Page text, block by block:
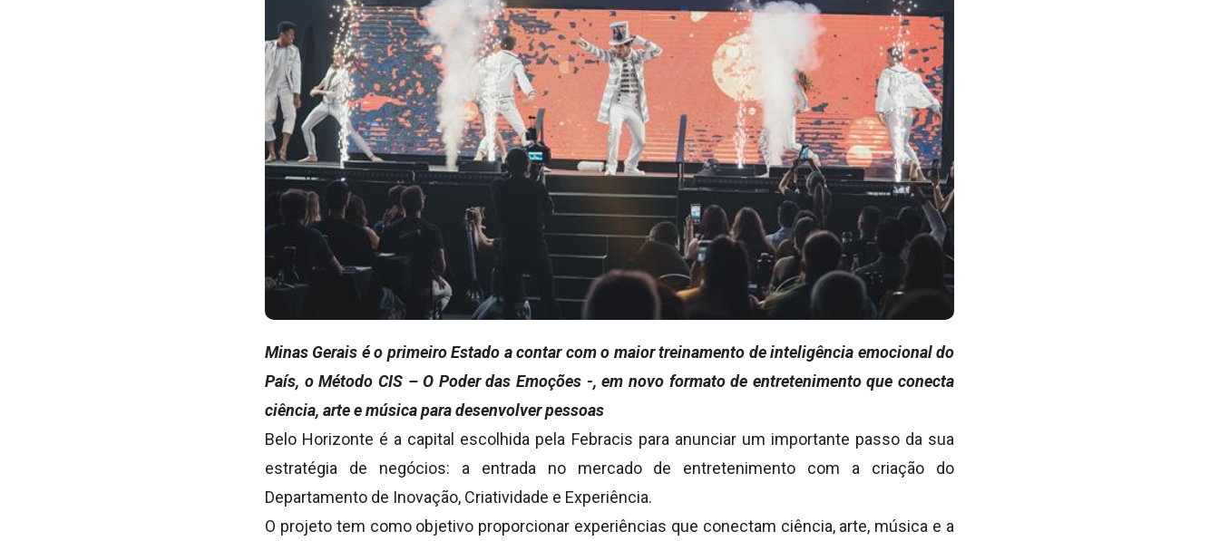
Minas Gerais é o primeiro Estado a contar com o maior treinamento de inteligência emocional do
País, o Método CIS – O Poder das Emoções -, em novo formato de entretenimento que conecta
ciência, arte e música para desenvolver pessoas
Belo Horizonte é a capital escolhida pela Febracis para anunciar um importante passo da sua
estratégia de negócios: a entrada no mercado de entretenimento com a criação do
Departamento de Inovação, Criatividade e Experiência.
O projeto tem como objetivo proporcionar experiências que conectam ciência, arte, música e a